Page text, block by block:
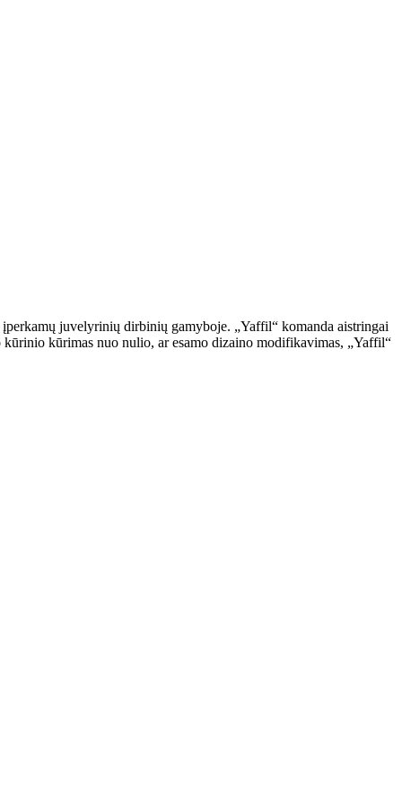
juvelyrinių dirbinių gamyboje. „Yaffil“ komanda aistringai
kūrimas nuo nulio, ar esamo dizaino modifikavimas, „Yaffil“